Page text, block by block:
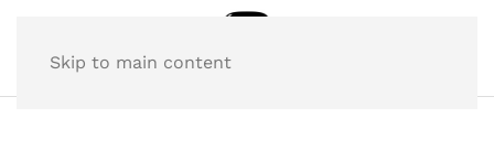
Skip to main content